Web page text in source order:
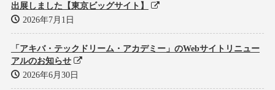
出展しました【東京ビッグサイト】
2026年7月1日
「アキバ・テックドリーム・アカデミー」のWebサイトリニュー
アルのお知らせ
2026年6月30日